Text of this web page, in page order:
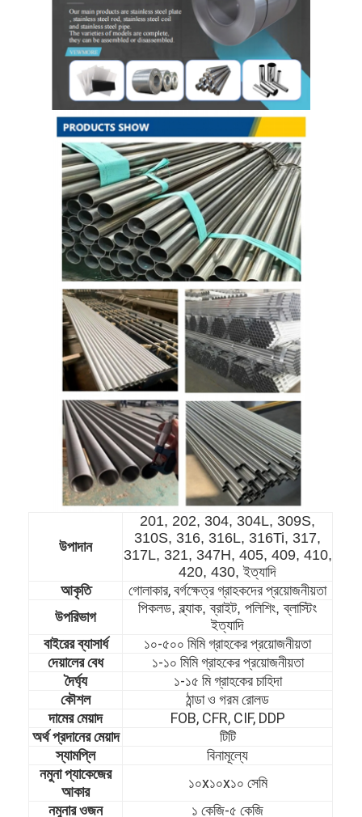
বাড়ি
পণ্য
ভিডিও
উপাদান
201, 202, 304, 304L, 309S,
310S, 316, 316L, 316Ti, 317,
317L, 321, 347H, 405, 409, 410,
420, 430, ইত্যাদি
আকৃতি
গোলাকার, বর্গক্ষেত্র গ্রাহকদের প্রয়োজনীয়তা
উপরিভাগ
পিকলড, ব্ল্যাক, ব্রাইট, পলিশিং, ব্লাস্টিং
ইত্যাদি
বাইরের ব্যাসার্ধ
১০-৫০০ মিমি গ্রাহকের প্রয়োজনীয়তা
দেয়ালের বেধ
১-১০ মিমি গ্রাহকের প্রয়োজনীয়তা
দৈর্ঘ্য
১-১৫ মি গ্রাহকের চাহিদা
কৌশল
ঠান্ডা ও গরম রোলড
দামের মেয়াদ
FOB, CFR, CIF, DDP
অর্থ প্রদানের মেয়াদ
টিটি
স্যামপ্লি
বিনামূল্যে
নমুনা প্যাকেজের
আকার
১০x১০x১০ সেমি
নমুনার ওজন
১ কেজি-৫ কেজি